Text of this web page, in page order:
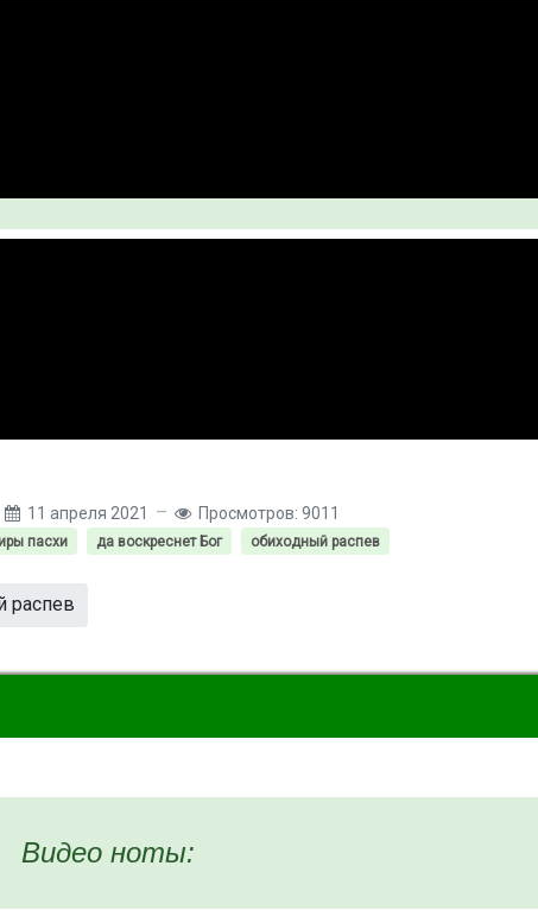
11 апреля 2021 Просмотров: 9011
пасхи да воскреснет Бог обиходный распев
распев
Видео ноты: